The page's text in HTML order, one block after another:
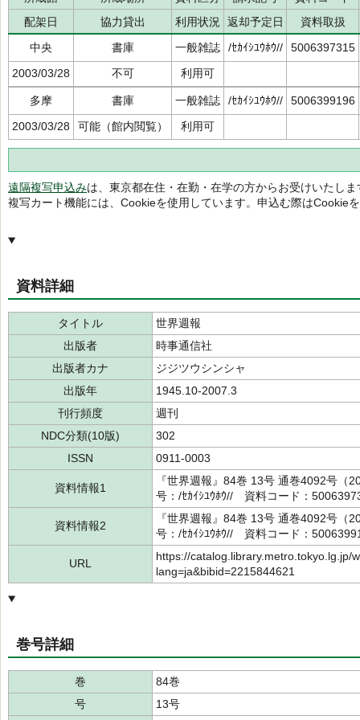
配架日
協力貸出 利用状況 返却予定日
資料取扱
中央
書庫 一般雑誌 /ｾｶｲｼﾕｳﾎｳ//
5006397315
2003/03/28
不可 利用可
多摩 書庫 一般雑誌 /ｾｶｲｼﾕｳﾎｳ//
5006399196
2003/03/28
可能（館内閲覧） 利用可
遠隔複写申込みは、東京都在住・在勤・在学の方からお受けいたしま
複写カート機能には、Cookieを使用しています。申込む際はCookie
資料詳細
タイトル
世界週報
出版者
時事通信社
出版者カナ
ジジツウシンシャ
出版年
1945.10-2007.3
刊行頻度
週刊
NDC分類(10版)
302
ISSN
0911-0003
資料情報1
『世界週報』84巻 13号 通巻4092号
号：/ｾｶｲｼﾕｳﾎｳ// 資料コード：
資料情報2
『世界週報』84巻 13号 通巻4092号
号：/ｾｶｲｼﾕｳﾎｳ// 資料コード：
URL
https://catalog.library.metro.tokyo.lg.jp/
lang=ja&bibid=2215844621
巻号詳細
巻
84巻
号
13号